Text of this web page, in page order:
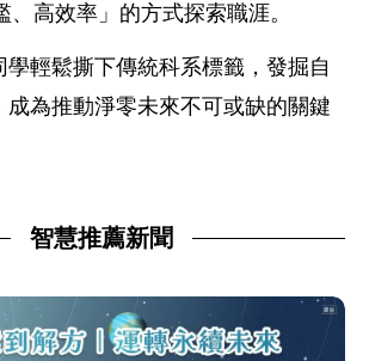
、高效率」的方式探索職涯。
輕鬆撕下傳統科系標籤，發掘自
成為推動淨零未來不可或缺的關鍵
智慧推薦新聞